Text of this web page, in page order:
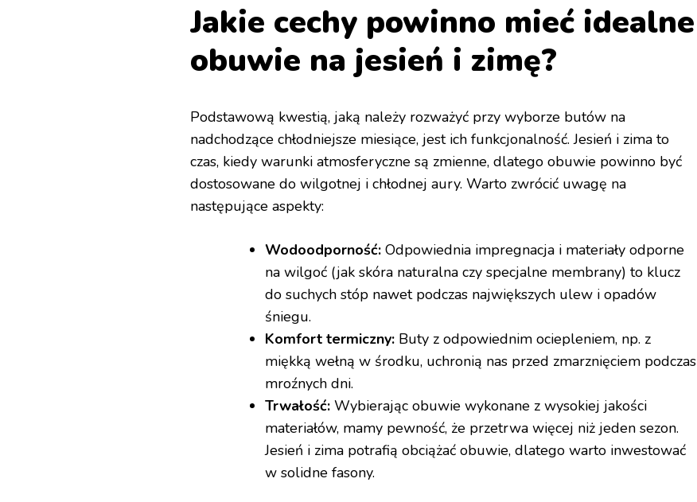
Jakie cechy powinno mieć idealne
obuwie na jesień i zimę?
Podstawową kwestią, jaką należy rozważyć przy wyborze butów na
nadchodzące chłodniejsze miesiące, jest ich funkcjonalność. Jesień i zima to
czas, kiedy warunki atmosferyczne są zmienne, dlatego obuwie powinno być
dostosowane do wilgotnej i chłodnej aury. Warto zwrócić uwagę na
następujące aspekty:
Wodoodporność: Odpowiednia impregnacja i materiały odporne
na wilgoć (jak skóra naturalna czy specjalne membrany) to klucz
do suchych stóp nawet podczas największych ulew i opadów
śniegu.
Komfort termiczny: Buty z odpowiednim ociepleniem, np. z
miękką wełną w środku, uchronią nas przed zmarznięciem podczas
mroźnych dni.
Trwałość: Wybierając obuwie wykonane z wysokiej jakości
materiałów, mamy pewność, że przetrwa więcej niż jeden sezon.
Jesień i zima potrafią obciążać obuwie, dlatego warto inwestować
w solidne fasony.